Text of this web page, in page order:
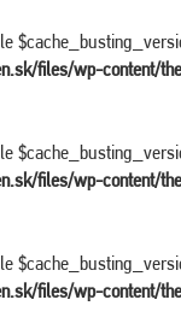
files/wp-content/
files/wp-content/
files/wp-content/